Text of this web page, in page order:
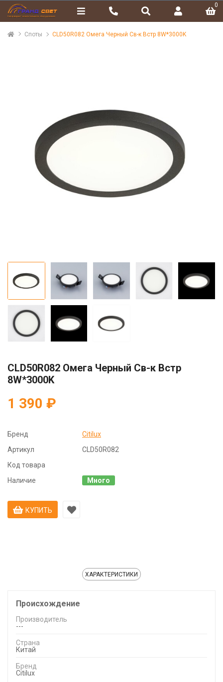
0
Споты CLD50R082 Омега Черный Св-к Встр 8W*3000K
CLD50R082 Омега Черный Св-к Встр
8W*3000K
1 390 ₽
Бренд
Citilux
Артикул
CLD50R082
Код товара
Наличие
Много
КУПИТЬ
ХАРАКТЕРИСТИКИ
Происхождение
Производитель
---
Страна
Китай
Бренд
Citilux